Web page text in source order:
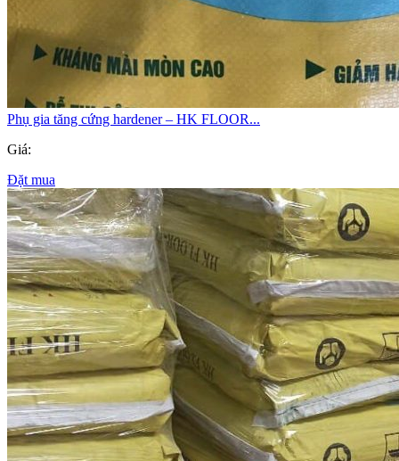
Phụ gia tăng cứng hardener – HK FLOOR...
Giá:
Đặt mua